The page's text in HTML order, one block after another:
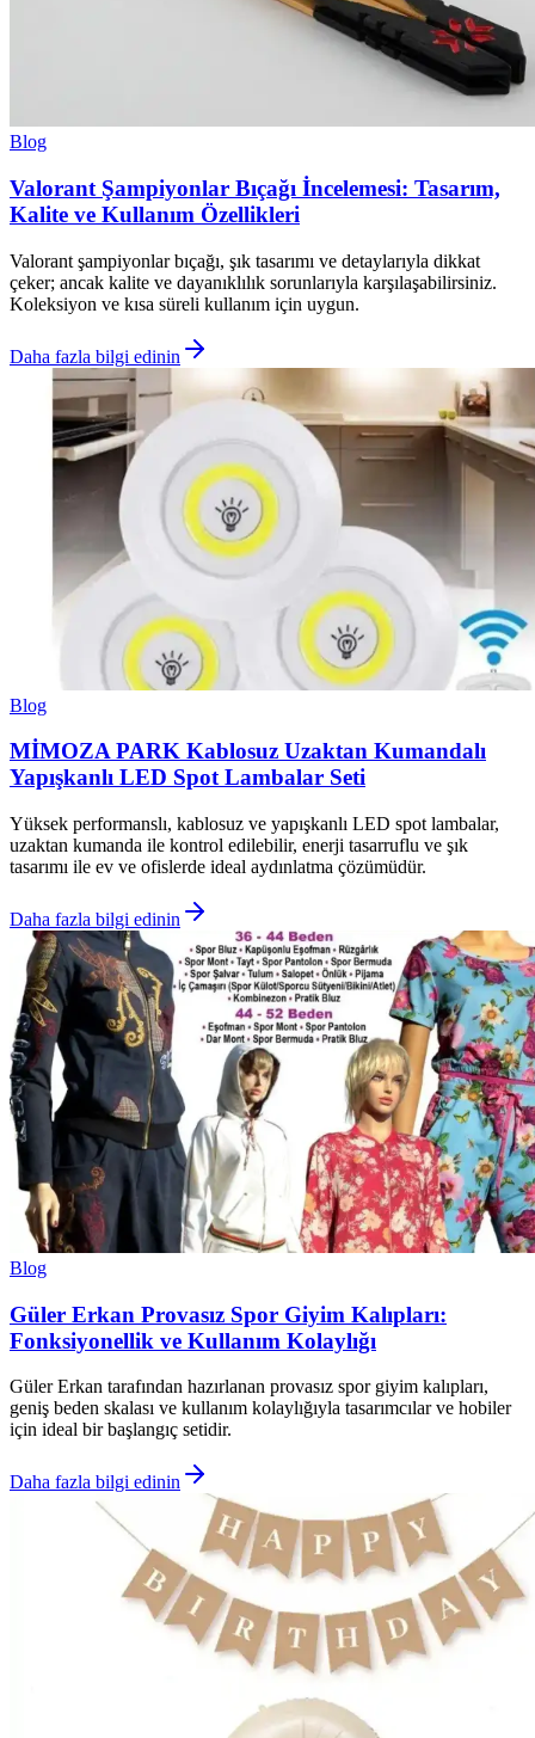
Blog
Valorant Şampiyonlar Bıçağı İncelemesi: Tasarım,
Kalite ve Kullanım Özellikleri
Valorant şampiyonlar bıçağı, şık tasarımı ve detaylarıyla dikkat
çeker; ancak kalite ve dayanıklılık sorunlarıyla karşılaşabilirsiniz.
Koleksiyon ve kısa süreli kullanım için uygun.
Daha fazla bilgi edinin
Blog
MİMOZA PARK Kablosuz Uzaktan Kumandalı
Yapışkanlı LED Spot Lambalar Seti
Yüksek performanslı, kablosuz ve yapışkanlı LED spot lambalar,
uzaktan kumanda ile kontrol edilebilir, enerji tasarruflu ve şık
tasarımı ile ev ve ofislerde ideal aydınlatma çözümüdür.
Daha fazla bilgi edinin
Blog
Güler Erkan Provasız Spor Giyim Kalıpları:
Fonksiyonellik ve Kullanım Kolaylığı
Güler Erkan tarafından hazırlanan provasız spor giyim kalıpları,
geniş beden skalası ve kullanım kolaylığıyla tasarımcılar ve hobiler
için ideal bir başlangıç setidir.
Daha fazla bilgi edinin